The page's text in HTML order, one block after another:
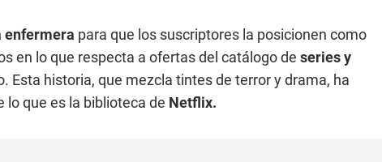
enfermera para que los suscriptores la posicionen como
en lo que respecta a ofertas del catálogo de series y
Esta historia, que mezcla tintes de terror y drama, ha
lo que es la biblioteca de Netflix.